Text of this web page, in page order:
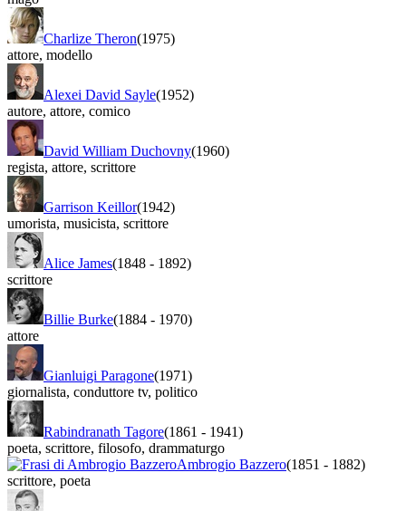
Charlize Theron(1975)
attore, modello
Alexei David Sayle(1952)
autore, attore, comico
David William Duchovny(1960)
regista, attore, scrittore
Garrison Keillor(1942)
umorista, musicista, scrittore
Alice James(1848 - 1892)
scrittore
Billie Burke(1884 - 1970)
attore
Gianluigi Paragone(1971)
giornalista, conduttore tv, politico
Rabindranath Tagore(1861 - 1941)
poeta, scrittore, filosofo, drammaturgo
Ambrogio Bazzero(1851 - 1882)
scrittore, poeta